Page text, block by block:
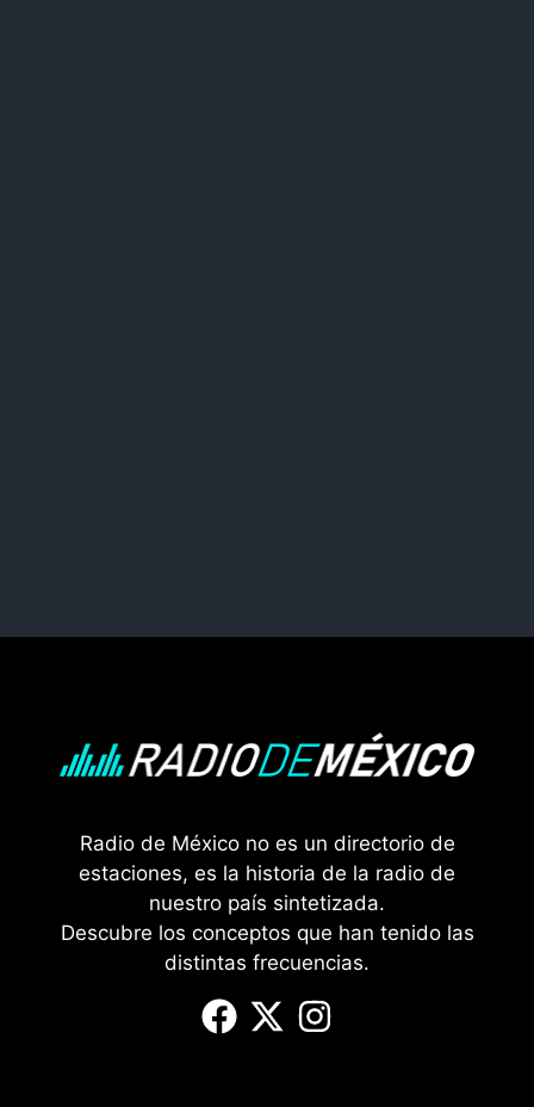
Radio de México no es un directorio de
estaciones, es la historia de la radio de
nuestro país sintetizada.
Descubre los conceptos que han tenido las
distintas frecuencias.